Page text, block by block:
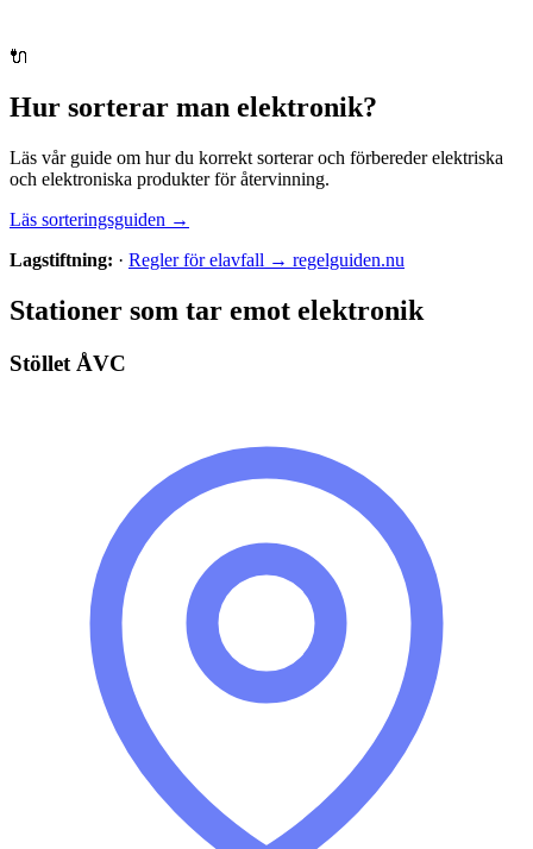
🔌
Hur sorterar man elektronik?
Läs vår guide om hur du korrekt sorterar och förberederelektriska
och elektroniska produkterför återvinning.
Läs sorteringsguiden →
Lagstiftning: · Regler för elavfall → regelguiden.nu
Stationer som tar emot elektronik
Stöllet ÅVC